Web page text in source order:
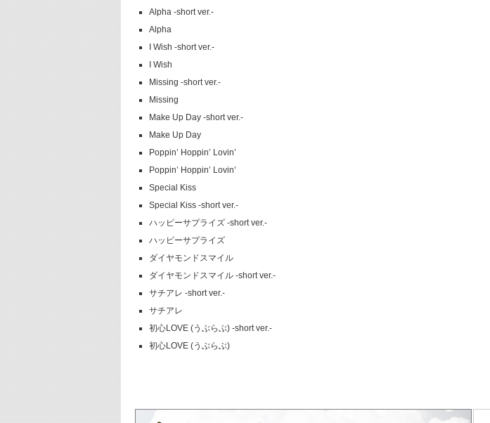
Alpha -short ver.-
Alpha
I Wish -short ver.-
I Wish
Missing -short ver.-
Missing
Make Up Day -short ver.-
Make Up Day
Poppin’ Hoppin’ Lovin’
Poppin’ Hoppin’ Lovin’
Special Kiss
Special Kiss -short ver.-
ハッピーサプライズ -short ver.-
ハッピーサプライズ
ダイヤモンドスマイル
ダイヤモンドスマイル -short ver.-
サチアレ -short ver.-
サチアレ
初心LOVE (うぶらぶ) -short ver.-
初心LOVE (うぶらぶ)